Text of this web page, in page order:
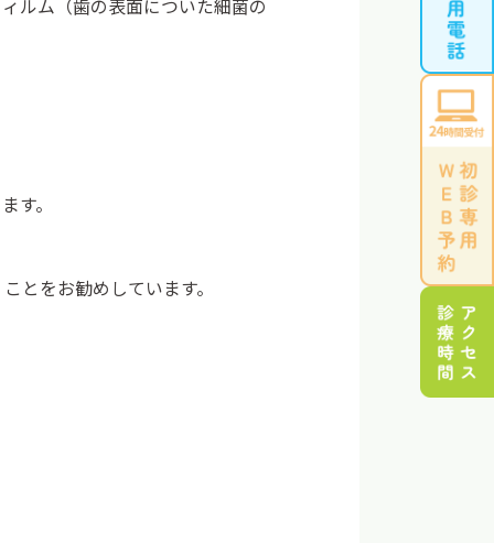
ルム（歯の表面についた細菌の
す。
とをお勧めしています。